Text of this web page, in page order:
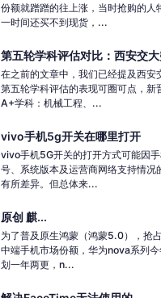
份额就蹭蹭的往上涨，当时抢购的人
一时间还买不到现货，...
第五轮学科评估对比：西安交
在之前的文章中，我们已经提及西安
第五轮学科评估的表现可圈可点，新
A+学科：机械工程、...
vivo手机5g开关在哪里打开
vivo手机5G开关的打开方式可能因
号、系统版本及运营商网络支持情况
有所差异。但总体来...
原创 麒...
为了普及原生鸿蒙（鸿蒙5.0），抢
中端手机市场份额，华为nova系列
划一年两更，n...